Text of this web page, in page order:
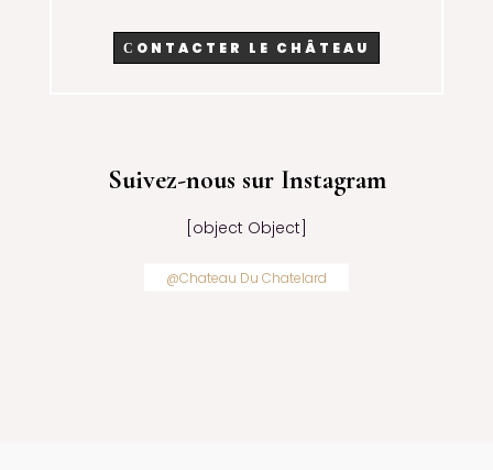
СONTACTER LE CHÂTEAU
Suivez-nous sur Instagram
@Chateau Du Chatelard
[object Object]